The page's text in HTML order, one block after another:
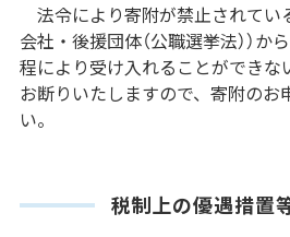
法令により寄附が禁止されてい
会社・後援団体（公職選挙法））
程により受け入れることができな
お断りいたしますので、寄附のお
い。
税制上の優遇措置